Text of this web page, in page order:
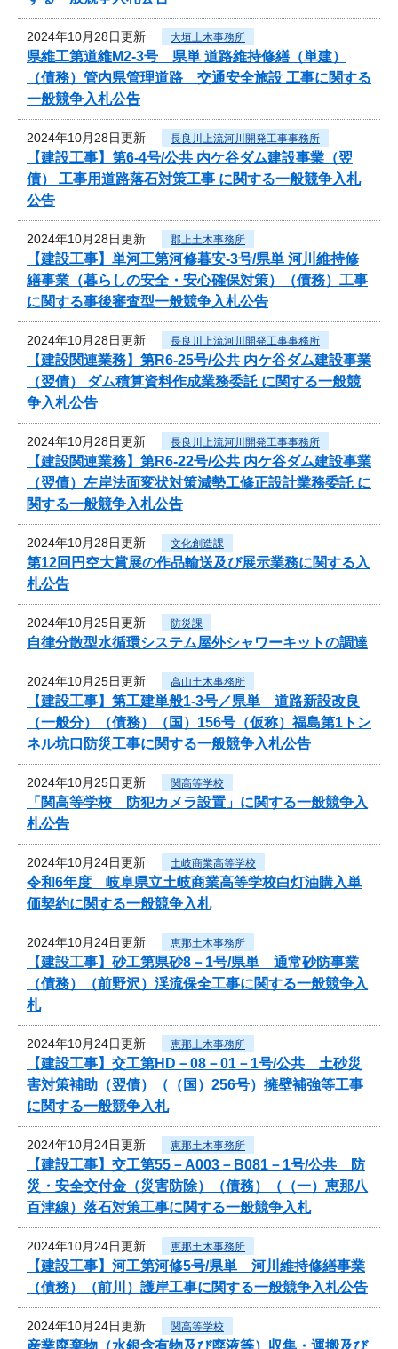
2024年10月28日更新 大垣土木事務所
県維工第道維M2-3号 県単 道路維持修繕（単建）
（債務）管内県管理道路 交通安全施設 工事に関する
一般競争入札公告
2024年10月28日更新 長良川上流河川開発工事事務所
【建設工事】第6-4号/公共 内ケ谷ダム建設事業（翌
債） 工事用道路落石対策工事 に関する一般競争入札
公告
2024年10月28日更新 郡上土木事務所
【建設工事】単河工第河修暮安-3号/県単 河川維持修
繕事業（暮らしの安全・安心確保対策）（債務）工事
に関する事後審査型一般競争入札公告
2024年10月28日更新 長良川上流河川開発工事事務所
【建設関連業務】第R6-25号/公共 内ケ谷ダム建設事業
（翌債） ダム積算資料作成業務委託 に関する一般競
争入札公告
2024年10月28日更新 長良川上流河川開発工事事務所
【建設関連業務】第R6-22号/公共 内ケ谷ダム建設事業
（翌債）左岸法面変状対策減勢工修正設計業務委託 に
関する一般競争入札公告
2024年10月28日更新 文化創造課
第12回円空大賞展の作品輸送及び展示業務に関する入
札公告
2024年10月25日更新 防災課
自律分散型水循環システム屋外シャワーキットの調達
2024年10月25日更新 高山土木事務所
【建設工事】第工建単般1-3号／県単 道路新設改良
（一般分）（債務）（国）156号（仮称）福島第1トン
ネル坑口防災工事に関する一般競争入札公告
2024年10月25日更新 関高等学校
「関高等学校 防犯カメラ設置」に関する一般競争入
札公告
2024年10月24日更新 土岐商業高等学校
令和6年度 岐阜県立土岐商業高等学校白灯油購入単
価契約に関する一般競争入札
2024年10月24日更新 恵那土木事務所
【建設工事】砂工第県砂8－1号/県単 通常砂防事業
（債務）（前野沢）渓流保全工事に関する一般競争入
札
2024年10月24日更新 恵那土木事務所
【建設工事】交工第HD－08－01－1号/公共 土砂災
害対策補助（翌債）（（国）256号）擁壁補強等工事
に関する一般競争入札
2024年10月24日更新 恵那土木事務所
【建設工事】交工第55－A003－B081－1号/公共 防
災・安全交付金（災害防除）（債務）（（一）恵那八
百津線）落石対策工事に関する一般競争入札
2024年10月24日更新 恵那土木事務所
【建設工事】河工第河修5号/県単 河川維持修繕事業
（債務）（前川）護岸工事に関する一般競争入札公告
2024年10月24日更新 関高等学校
産業廃棄物（水銀含有物及び廃液等）収集・運搬及び